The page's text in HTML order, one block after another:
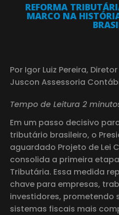
REFORMA
MARCO NA
Por Igor Luiz Pereira,
Juscon Assessoria
Tempo de Leitura 2
Em um passo decisivo
tributário brasileiro, o
aguardado Projeto de Lei
consolida a primeira
Tributária. Essa medida
chave para empresas,
investidores, prometendo
sistemas fiscais mais